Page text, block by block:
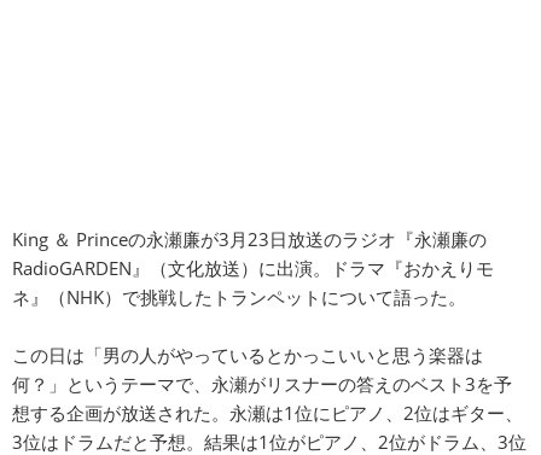
King ＆ Princeの永瀬廉が3月23日放送のラジオ『永瀬廉の
RadioGARDEN』（文化放送）に出演。ドラマ『おかえりモ
ネ』（NHK）で挑戦したトランペットについて語った。
この日は「男の人がやっているとかっこいいと思う楽器は
何？」というテーマで、永瀬がリスナーの答えのベスト3を予
想する企画が放送された。永瀬は1位にピアノ、2位はギター、
3位はドラムだと予想。結果は1位がピアノ、2位がドラム、3位